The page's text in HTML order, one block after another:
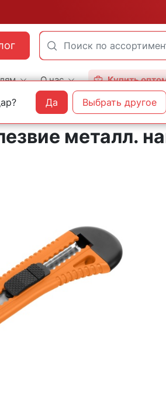
О нас Купить
металл.
Да Выбрать другое